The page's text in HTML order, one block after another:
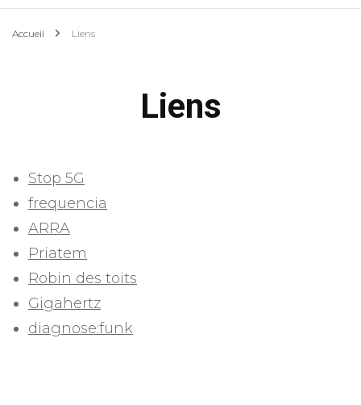
Accueil Liens
Liens
Stop 5G
frequencia
ARRA
Priatem
Robin des toits
Gigahertz
diagnose:funk